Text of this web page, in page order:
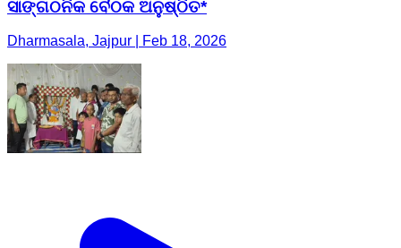
ସାଙ୍ଗଠନିକ ବୈଠକ ଅନୁଷ୍ଠିତ*
Dharmasala, Jajpur | Feb 18, 2026